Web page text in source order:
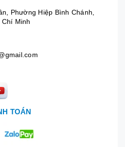
Phường Hiệp Bình Chánh,
Minh
TOÁN